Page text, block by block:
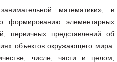
математики», в
формированию элементарных
первичных представлений об
объектов окружающего мира:
числе, части и целом,